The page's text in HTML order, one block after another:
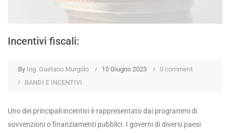
Incentivi fiscali:
By Ing. Gaetano Murgolo 15 Giugno 2023
0 comment
BANDI E INCENTIVI
Uno dei principali incentivi è rappresentato dai programmi di
sovvenzioni o finanziamenti pubblici. I governi di diversi paesi